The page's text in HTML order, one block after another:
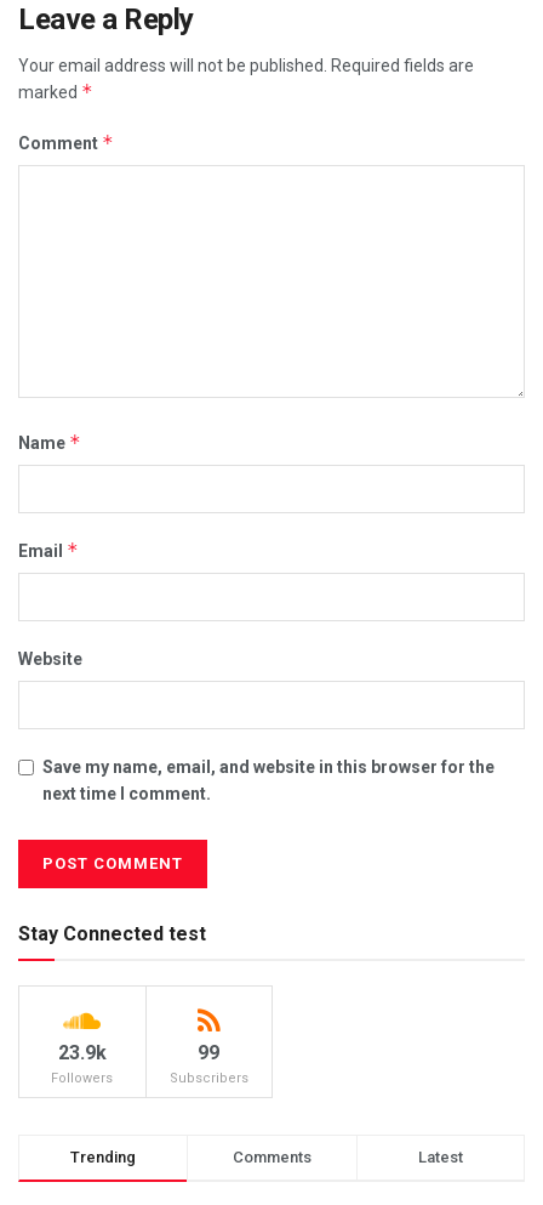
Leave a Reply
Your email address will not be published.
Required fields are
marked *
Comment *
Name *
Email *
Website
Save my name, email, and website in this browser for the
next time I comment.
Stay Connected test
23.9k
Followers
99
Subscribers
Trending Comments Latest